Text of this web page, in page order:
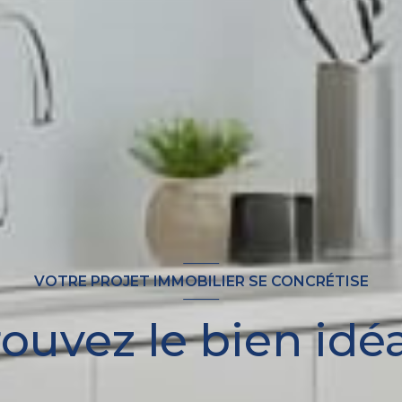
VOTRE PROJET IMMOBILIER SE CONCRÉTISE
le bien